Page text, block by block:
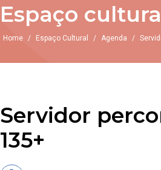
Espaço
Home / Espaço Cultural / Agenda /
Servidor
135+